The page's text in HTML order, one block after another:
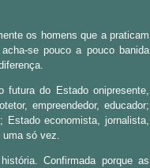
os homens que a praticam
se pouco a pouco banida
futura do Estado onipresente,
empreendedor, educador;
Estado economista, jornalista,
uma só vez.
Confirmada porque as